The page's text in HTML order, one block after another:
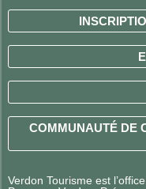
COMMUNAUTÉ DE
Verdon Tourisme est